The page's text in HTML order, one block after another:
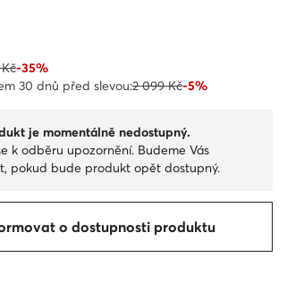
Kč
-35%
30 dnů před slevou:2 099 Kč-5%
je momentálně nedostupný.
k odběru upozornění. Budeme Vás
pokud bude produkt opět dostupný.
o dostupnosti produktu